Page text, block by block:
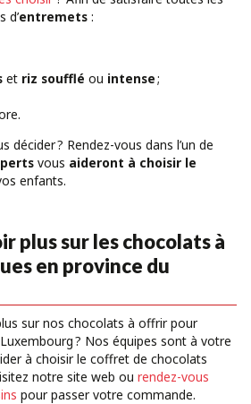
d’entremets :
et riz soufflé ou intense;
décider ? Rendez-vous dans l’un de
vous aideront à choisir le
enfants.
plus sur les chocolats à
en province du
sur nos chocolats à offrir pour
? Nos équipes sont à votre
à choisir le coffret de chocolats
notre site web ou rendez-vous
pour passer votre commande.